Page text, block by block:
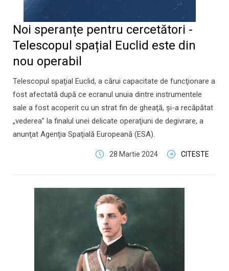
Noi speranțe pentru cercetători -
Telescopul spațial Euclid este din
nou operabil
Telescopul spaţial Euclid, a cărui capacitate de funcţionare a
fost afectată după ce ecranul unuia dintre instrumentele
sale a fost acoperit cu un strat fin de gheaţă, şi-a recăpătat
„vederea” la finalul unei delicate operaţiuni de degivrare, a
anunţat Agenţia Spaţială Europeană (ESA).
28 Martie 2024 CITESTE